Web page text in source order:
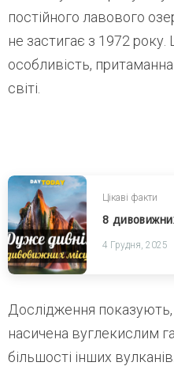
постійного лавового
не застигає з 1972 року.
особливість,
світі.
Цікаві факти
4 Грудня, 2025
Дослідження
насичена вуглекислим
більшості інших